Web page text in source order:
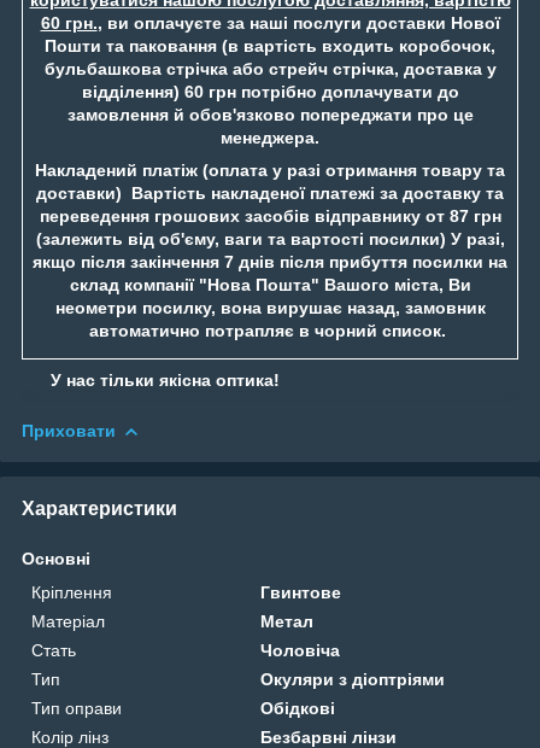
60 грн., ви оплачуєте за наші послуги доставки Нової
Пошти та паковання (в вартість входить коробочок,
бульбашкова стрічка або стрейч стрічка, доставка у
відділення) 60 грн потрібно доплачувати до
замовлення й обов'язково попереджати про це
менеджера.
Накладений платіж (оплата у разі отримання товару та
доставки) Вартість накладеної платежі за доставку та
переведення грошових засобів відправнику от 87 грн
(залежить від об'єму, ваги та вартості посилки) У разі,
якщо після закінчення 7 днів після прибуття посилки на
склад компанії "Нова Пошта" Вашого міста, Ви
неометри посилку, вона вирушає назад, замовник
автоматично потрапляє в чорний список.
У нас тільки якісна оптика!
Приховати
Характеристики
Основні
Кріплення
Гвинтове
Матеріал
Метал
Стать
Чоловіча
Тип
Окуляри з діоптріями
Тип оправи
Обідкові
Колір лінз
Безбарвні лінзи